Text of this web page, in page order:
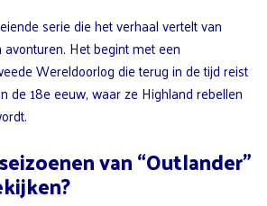
serie die het verhaal vertelt van
Het begint met een
Wereldoorlog die terug in de tijd reist
de 18e eeuw, waar ze Highland rebellen
van “Outlander”